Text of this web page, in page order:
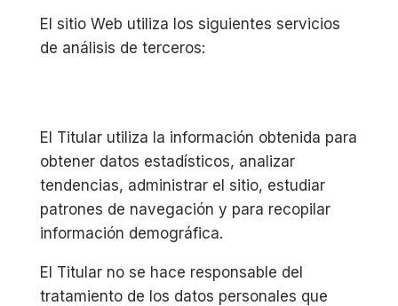
El sitio Web utiliza los siguientes servicios
de análisis de terceros:
El Titular utiliza la información obtenida para
obtener datos estadísticos, analizar
tendencias, administrar el sitio, estudiar
patrones de navegación y para recopilar
información demográfica.
El Titular no se hace responsable del
tratamiento de los datos personales que